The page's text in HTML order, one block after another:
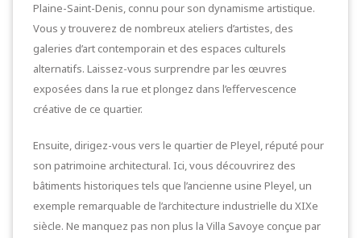
Plaine-Saint-Denis, connu pour son dynamisme artistique.
Vous y trouverez de nombreux ateliers d’artistes, des
galeries d’art contemporain et des espaces culturels
alternatifs. Laissez-vous surprendre par les œuvres
exposées dans la rue et plongez dans l’effervescence
créative de ce quartier.
Ensuite, dirigez-vous vers le quartier de Pleyel, réputé pour
son patrimoine architectural. Ici, vous découvrirez des
bâtiments historiques tels que l’ancienne usine Pleyel, un
exemple remarquable de l’architecture industrielle du XIXe
siècle. Ne manquez pas non plus la Villa Savoye conçue par